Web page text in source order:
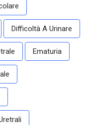
Difficoltà A Urinare
Ematuria